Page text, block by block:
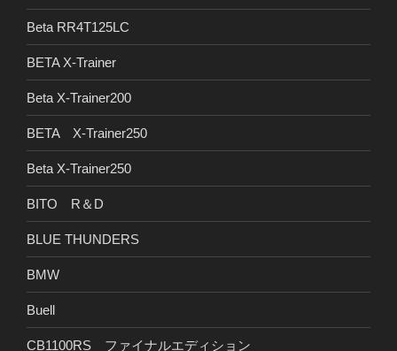
Beta RR4T125LC
BETA X-Trainer
Beta X-Trainer200
BETA X-Trainer250
Beta X-Trainer250
BITO R＆D
BLUE THUNDERS
BMW
Buell
CB1100RS ファイナルエディション